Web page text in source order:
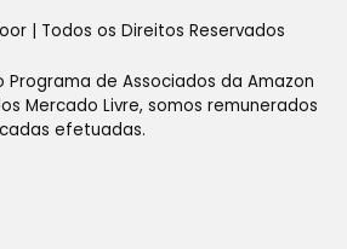
| Todos os Direitos Reservados
de Associados da Amazon
Mercado Livre, somos remunerados
efetuadas.